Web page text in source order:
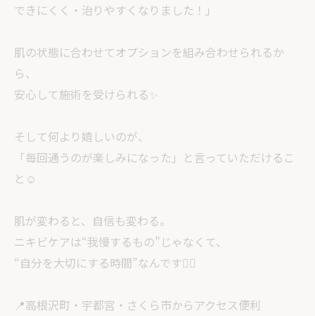
できにくく・治りやすくなりました！」
肌の状態に合わせてオプションを組み合わせられるか
ら、
安心して施術を受けられる✨
そして何より嬉しいのが、
「毎回通うのが楽しみになった」と言っていただけるこ
と☺️
肌が変わると、自信も変わる。
ニキビケアは“我慢するもの”じゃなくて、
“自分を大切にする時間”なんです💆‍♀️
📍高根沢町・宇都宮・さくら市からアクセス便利